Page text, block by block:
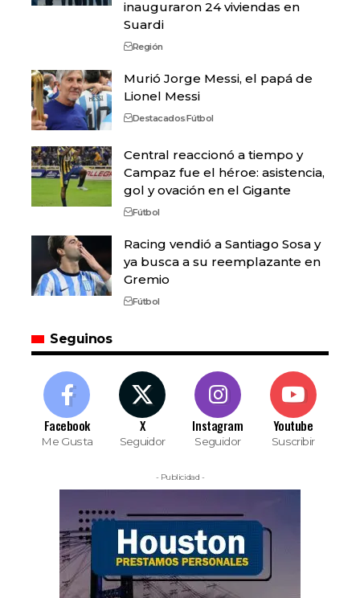
inauguraron 24 viviendas en
Suardi
Región
Murió Jorge Messi, el papá de
Lionel Messi
DestacadosFútbol
Central reaccionó a tiempo y
Campaz fue el héroe: asistencia,
gol y ovación en el Gigante
Fútbol
Racing vendió a Santiago Sosa y
ya busca a su reemplazante en
Gremio
Fútbol
Seguinos
Facebook
Me Gusta
X
Seguidor
Instagram
Seguidor
Youtube
Suscribir
- Publicidad -